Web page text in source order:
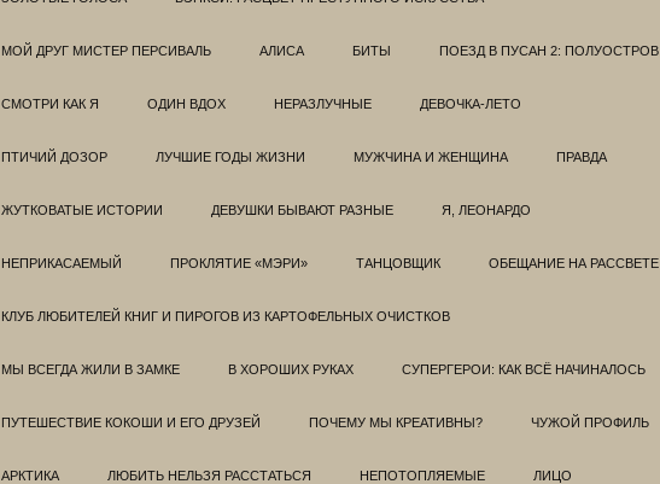
МОЙ ДРУГ МИСТЕР ПЕРСИВАЛЬ АЛИСА БИТЫ ПОЕЗД В ПУСАН 2: ПОЛУОСТРОВ
СМОТРИ КАК Я ОДИН ВДОХ НЕРАЗЛУЧНЫЕ ДЕВОЧКА-ЛЕТО
ПТИЧИЙ ДОЗОР ЛУЧШИЕ ГОДЫ ЖИЗНИ МУЖЧИНА И ЖЕНЩИНА ПРАВДА
ЖУТКОВАТЫЕ ИСТОРИИ ДЕВУШКИ БЫВАЮТ РАЗНЫЕ Я, ЛЕОНАРДО
НЕПРИКАСАЕМЫЙ ПРОКЛЯТИЕ «МЭРИ» ТАНЦОВЩИК ОБЕЩАНИЕ НА РАССВЕТЕ
КЛУБ ЛЮБИТЕЛЕЙ КНИГ И ПИРОГОВ ИЗ КАРТОФЕЛЬНЫХ ОЧИСТКОВ
МЫ ВСЕГДА ЖИЛИ В ЗАМКЕ В ХОРОШИХ РУКАХ СУПЕРГЕРОИ: КАК ВСЁ НАЧИНАЛОСЬ
ПУТЕШЕСТВИЕ КОКОШИ И ЕГО ДРУЗЕЙ ПОЧЕМУ МЫ КРЕАТИВНЫ? ЧУЖОЙ ПРОФИЛЬ
АРКТИКА ЛЮБИТЬ НЕЛЬЗЯ РАССТАТЬСЯ НЕПОТОПЛЯЕМЫЕ ЛИЦО